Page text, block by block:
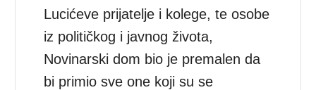
Lucićeve prijatelje i kolege, te osobe
iz političkog i javnog života,
Novinarski dom bio je premalen da
bi primio sve one koji su se